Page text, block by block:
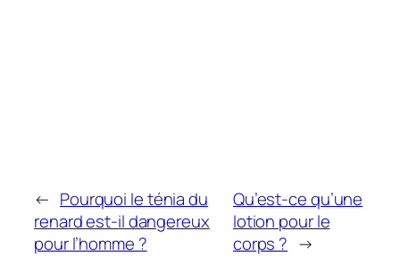
← Pourquoi le ténia du
renard est-il dangereux
pour l’homme ?
Qu’est-ce qu’une
lotion pour le
corps ? →